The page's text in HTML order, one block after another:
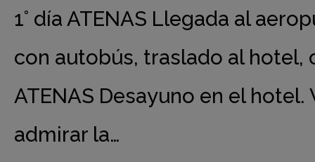
1° día ATENAS Llegada al
con autobús, traslado al hotel,
ATENAS Desayuno en el
admirar la…